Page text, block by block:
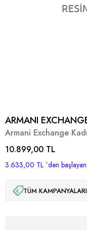
ARMANI
Armani Exchange
10.899,00 TL
3.633,00 TL `den
TÜM